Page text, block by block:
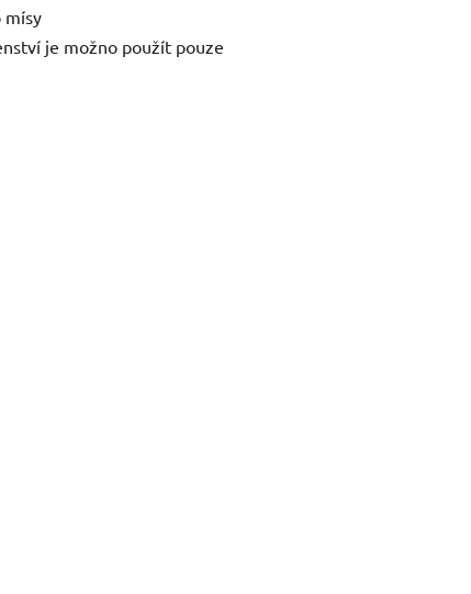
mísy
je možno použít pouze